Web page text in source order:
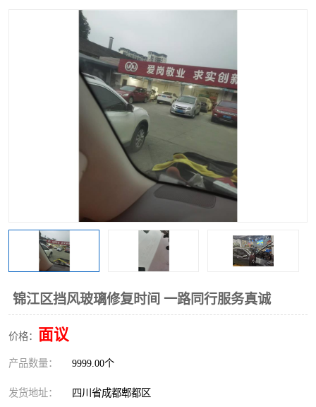
锦江区挡风玻璃修复时间 一路同行服务真诚
价格： 面议
产品数量： 9999.00个
发货地址： 四川省成都郫都区